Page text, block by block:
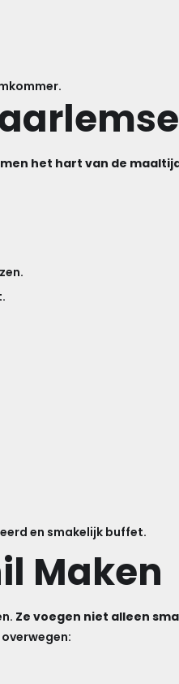
het hart van de
en smakelijk buffet.
Maken
Ze voegen niet alleen